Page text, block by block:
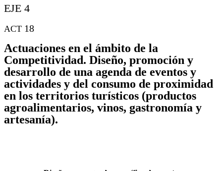
EJE 4
ACT 18
Actuaciones en el ámbito de la
Competitividad. Diseño, promoción y
desarrollo de una agenda de eventos y
actividades y del consumo de proximidad
en los territorios turísticos (productos
agroalimentarios, vinos, gastronomía y
artesanía).